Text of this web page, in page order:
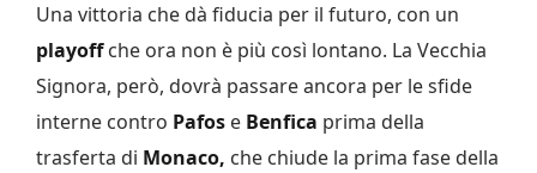
Una vittoria che dà fiducia per il futuro, con un
playoffche ora non è più così lontano. La Vecchia
Signora, però, dovrà passare ancora per le sfide
interne contro Pafos e Benfica prima della
trasferta di Monaco, che chiude la prima fase della